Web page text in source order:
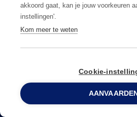
Algemene voorwaarden
© Copyright2026
akkoord gaat, kan je jouw voorkeuren
instellingen'.
Kom meer te weten
Cookie-
AANVAARDEN